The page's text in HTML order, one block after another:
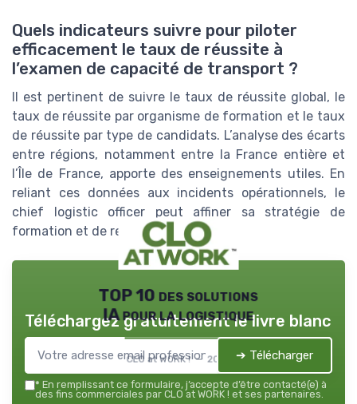
Quels indicateurs suivre pour piloter
efficacement le taux de réussite à
l’examen de capacité de transport ?
Il est pertinent de suivre le taux de réussite global, le
taux de réussite par organisme de formation et le taux
de réussite par type de candidats. L’analyse des écarts
entre régions, notamment entre la France entière et
l’Île de France, apporte des enseignements utiles. En
reliant ces données aux incidents opérationnels, le
chief logistic officer peut affiner sa stratégie de
formation et de recrutement.
TOP 10 des solutions
IA pour la logistique
CLO at WORK ! — 2026
Téléchargez gratuitement le livre blanc
➔ Télécharger
* En remplissant ce formulaire, j’accepte d’être contacté(e) à
des fins commerciales par CLO at WORK ! et ses partenaires.